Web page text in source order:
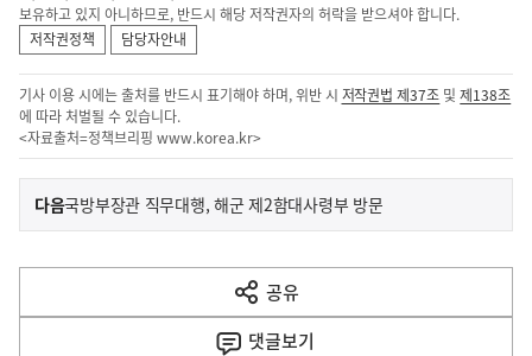
보유하고 있지 아니하므로, 반드시 해당 저작권자의 허락을 받으셔야 합니다.
저작권정책
담당자안내
기사 이용 시에는 출처를 반드시 표기해야 하며, 위반 시 저작권법 제37조 및제138조
에 따라 처벌될 수 있습니다.
<자료출처=정책브리핑 www.korea.kr>
이
전
다
음
다음기
사
국방부장관 직무대행, 해군 제2함대사령부 방문
공유
열
기
댓글보기